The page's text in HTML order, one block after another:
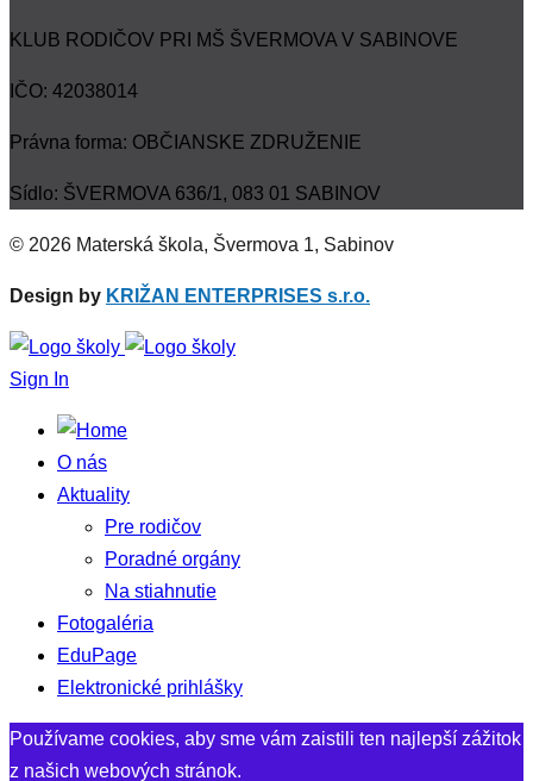
KLUB RODIČOV PRI MŠ ŠVERMOVA V SABINOVE
IČO: 42038014
Právna forma: OBČIANSKE ZDRUŽENIE
Sídlo: ŠVERMOVA 636/1, 083 01 SABINOV
© 2026 Materská škola, Švermova 1, Sabinov
Design by KRIŽAN ENTERPRISES s.r.o.
Sign In
O nás
Aktuality
Pre rodičov
Poradné orgány
Na stiahnutie
Fotogaléria
EduPage
Elektronické prihlášky
Používame cookies, aby sme vám zaistili ten najlepší zážitok
z našich webových stránok.